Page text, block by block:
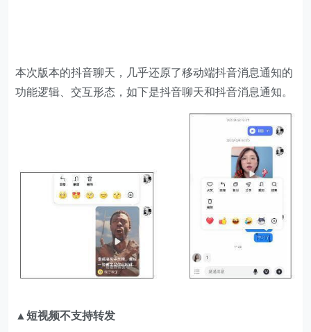
本次版本的抖音聊天，几乎还原了移动端抖音消息通知的
功能逻辑、交互形态，如下是抖音聊天和抖音消息通知。
▲短视频不支持转发